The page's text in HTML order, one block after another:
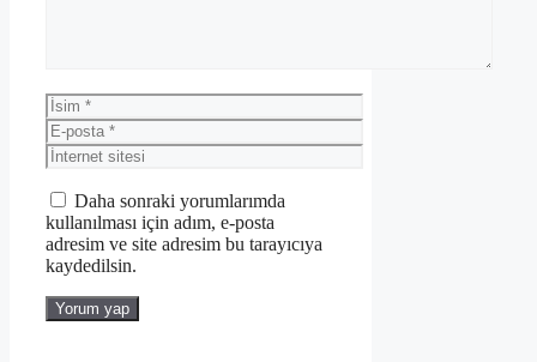
İsim
E-
posta
İnternet
sitesi
Daha sonraki yorumlarımda
kullanılması için adım, e-posta
adresim ve site adresim bu tarayıcıya
kaydedilsin.